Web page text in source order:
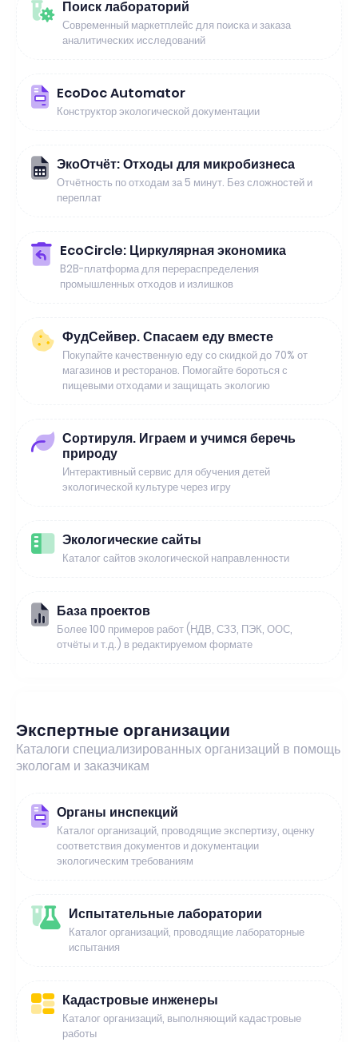
Поиск лабораторий
Современный маркетплейс для поиска и заказа
аналитических исследований
EcoDoc Automator
Конструктор экологической документации
ЭкоОтчёт: Отходы для микробизнеса
Отчётность по отходам за 5 минут. Без сложностей и
переплат
EcoCircle: Циркулярная экономика
B2B-платформа для перераспределения
промышленных отходов и излишков
ФудСейвер. Спасаем еду вместе
Покупайте качественную еду со скидкой до 70% от
магазинов и ресторанов. Помогайте бороться с
пищевыми отходами и защищать экологию
Сортируля. Играем и учимся беречь
природу
Интерактивный сервис для обучения детей
экологической культуре через игру
Экологические сайты
Каталог сайтов экологической направленности
База проектов
Более 100 примеров работ (НДВ, СЗЗ, ПЭК, ООС,
отчёты и т.д.) в редактируемом формате
Экспертные организации
Каталоги специализированных организаций в помощь
экологам и заказчикам
Органы инспекций
Каталог организаций, проводящие экспертизу, оценку
соответствия документов и документации
экологическим требованиям
Испытательные лаборатории
Каталог организаций, проводящие лабораторные
испытания
Кадастровые инженеры
Каталог организаций, выполняющий кадастровые
работы